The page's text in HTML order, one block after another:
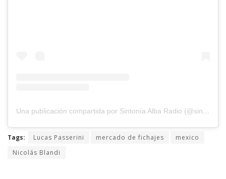
Una publicación compartida por Sintonía Alba Radio (@sintoniaalbaradio)
Tags: Lucas Passerini mercado de fichajes
mexico
Nicolás Blandi